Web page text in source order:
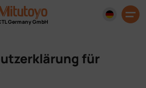
Germany GmbH
für